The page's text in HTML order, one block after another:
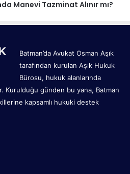
Manevi Tazminat Alınır mı?
Batman’da Avukat Osman Aşık
tarafından kurulan Aşık Hukuk
Bürosu, hukuk alanlarında
Kurulduğu günden bu yana, Batman
kapsamlı hukuki destek